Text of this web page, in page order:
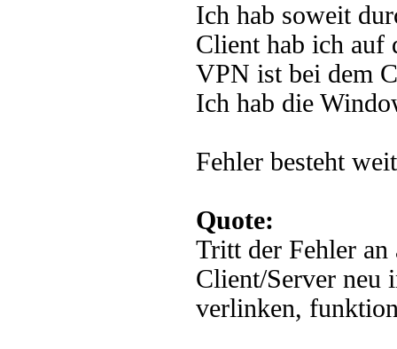
Ich hab soweit
Client hab ich auf
VPN ist bei dem
Ich hab die
Fehler besteht
Quote:
Tritt der Fehler an
Client/Server neu
verlinken,